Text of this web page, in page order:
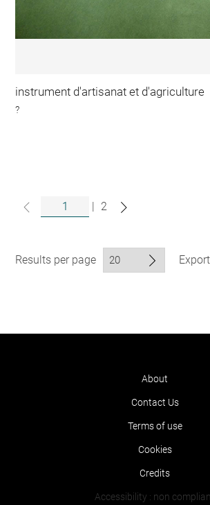
instrument d'artisanat et d'agriculture
?
| 2
Results per page
About
Contact Us
Terms of use
Cookies
Credits
Accessibility : non